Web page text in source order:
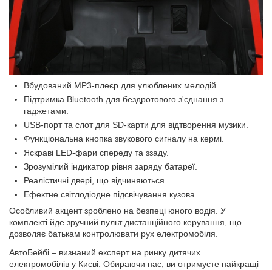
Вбудований MP3-плеєр для улюблених мелодій.
Підтримка Bluetooth для бездротового з'єднання з
гаджетами.
USB-порт та слот для SD-карти для відтворення музики.
Функціональна кнопка звукового сигналу на кермі.
Яскраві LED-фари спереду та ззаду.
Зрозумілий індикатор рівня заряду батареї.
Реалістичні двері, що відчиняються.
Ефектне світлодіодне підсвічування кузова.
Особливий акцент зроблено на безпеці юного водія. У
комплекті йде зручний пульт дистанційного керування, що
дозволяє батькам контролювати рух електромобіля.
АвтоБейбі – визнаний експерт на ринку дитячих
електромобілів у Києві. Обираючи нас, ви отримуєте найкращі